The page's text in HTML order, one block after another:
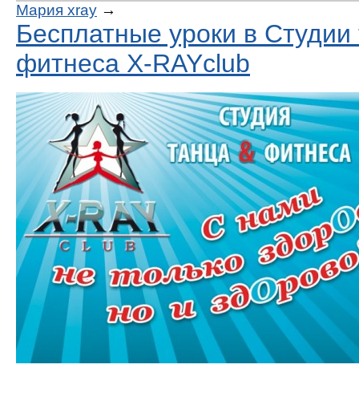
Мария xray →
Бесплатные уроки в Студии
фитнеса X-RAYclub